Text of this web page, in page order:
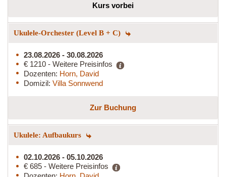
Kurs vorbei
Ukulele-Orchester (Level B + C)
23.08.2026 - 30.08.2026
€ 1210 - Weitere Preisinfos
Dozenten: Horn, David
Domizil: Villa Sonnwend
Zur Buchung
Ukulele: Aufbaukurs
02.10.2026 - 05.10.2026
€ 685 - Weitere Preisinfos